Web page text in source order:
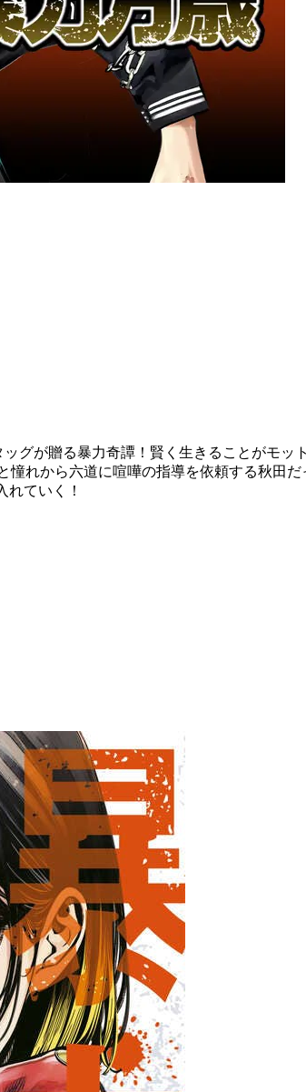
グが贈る暴力奇譚！賢く生きることがモ
れから六道に喧嘩の指導を依頼する秋田
れていく！